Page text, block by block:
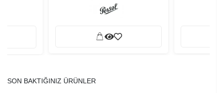
SON BAKTIĞINIZ ÜRÜNLER